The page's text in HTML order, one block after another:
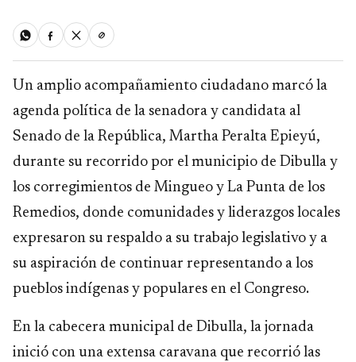
Un amplio acompañamiento ciudadano marcó la
agenda política de la senadora y candidata al
Senado de la República, Martha Peralta Epieyú,
durante su recorrido por el municipio de Dibulla y
los corregimientos de Mingueo y La Punta de los
Remedios, donde comunidades y liderazgos locales
expresaron su respaldo a su trabajo legislativo y a
su aspiración de continuar representando a los
pueblos indígenas y populares en el Congreso.
En la cabecera municipal de Dibulla, la jornada
inició con una extensa caravana que recorrió las